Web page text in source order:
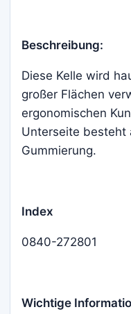
Beschreibung:
Diese Kelle wird
großer Flächen
ergonomischen
Unterseite besteht
Gummierung.
Index
0840-272801
Wichtige